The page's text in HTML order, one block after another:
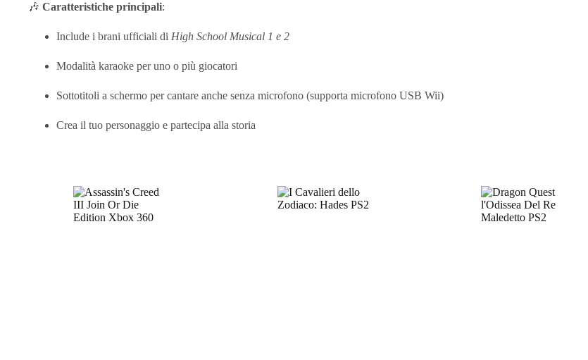
🎶 Caratteristiche principali:
Include i brani ufficiali di High School Musical 1 e 2
Modalità karaoke per uno o più giocatori
Sottotitoli a schermo per cantare anche senza microfono (supporta microfono USB Wii)
Crea il tuo personaggio e partecipa alla storia